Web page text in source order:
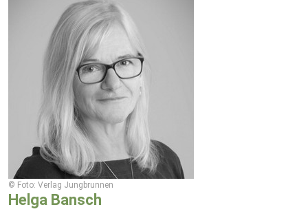
© Foto: Verlag Jungbrunnen
Helga Bansch